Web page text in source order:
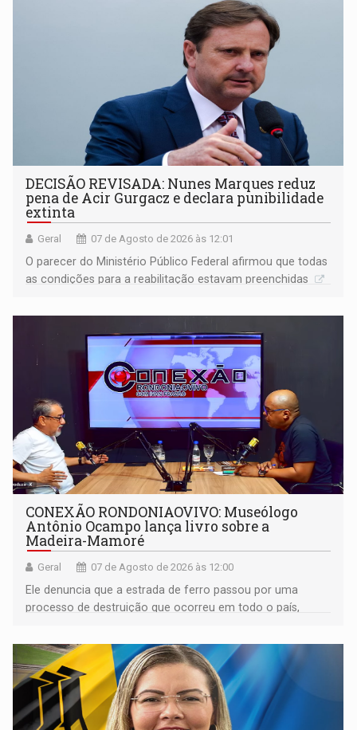
DECISÃO REVISADA: Nunes Marques reduz
pena de Acir Gurgacz e declara punibilidade
extinta
Geral 07 de Agosto de 2026 às 12:01
O parecer do Ministério Público Federal afirmou que todas
as condições para a reabilitação estavam preenchidas
CONEXÃO RONDONIAOVIVO: Museólogo
Antônio Ocampo lança livro sobre a
Madeira-Mamoré
Geral 07 de Agosto de 2026 às 12:00
Ele denuncia que a estrada de ferro passou por uma
processo de destruição que ocorreu em todo o país,